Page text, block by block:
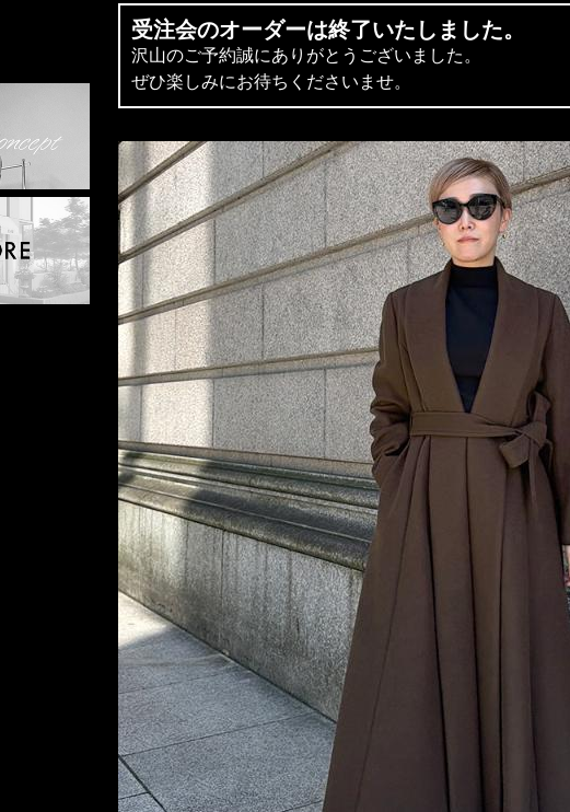
受注会のオーダーは終了いたしました。
沢山のご予約誠にありがとうございました。
ぜひ楽しみにお待ちくださいませ。